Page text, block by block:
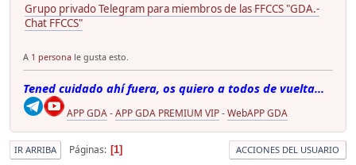
Grupo privado Telegram para miembros de las FFCCS "GDA.-
Chat FFCCS"
A 1 persona le gusta esto.
Tened cuidado ahí fuera, os quiero a todos de vuelta...
APP GDA-APP GDA PREMIUM VIP-WebAPP GDA
IR ARRIBA Páginas 1 ACCIONES DEL USUARIO